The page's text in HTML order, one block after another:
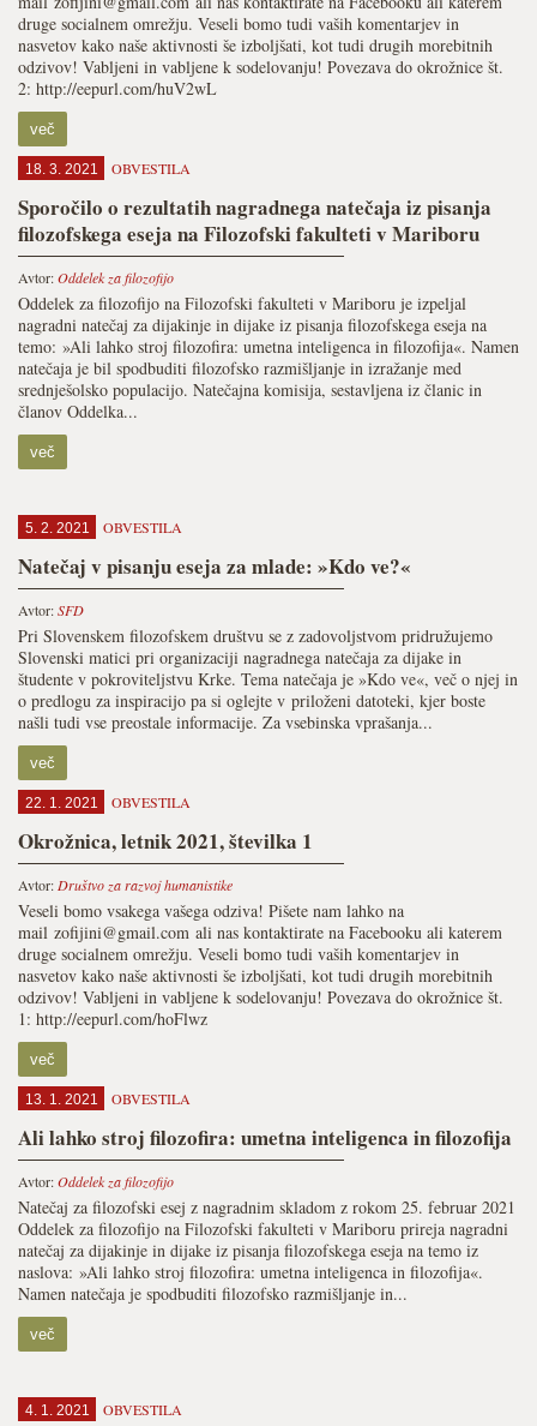
druge socialnem omrežju. Veseli bomo tudi vaših komentarjev in
nasvetov kako naše aktivnosti še izboljšati, kot tudi drugih morebitnih
odzivov! Vabljeni in vabljene k sodelovanju! Povezava do okrožnice št.
2: http://eepurl.com/huV2wL
več
18. 3. 2021 OBVESTILA
Sporočilo o rezultatih nagradnega natečaja iz pisanja
filozofskega eseja na Filozofski fakulteti v Mariboru
Avtor:Oddelek za filozofijo
Oddelek za filozofijo na Filozofski fakulteti v Mariboru je izpeljal
nagradni natečaj za dijakinje in dijake iz pisanja filozofskega eseja na
temo: »Ali lahko stroj filozofira: umetna inteligenca in filozofija«. Namen
natečaja je bil spodbuditi filozofsko razmišljanje in izražanje med
srednješolsko populacijo. Natečajna komisija, sestavljena iz članic in
članov Oddelka...
več
5. 2. 2021 OBVESTILA
Natečaj v pisanju eseja za mlade: »Kdo ve?«
Avtor:SFD
Pri Slovenskem filozofskem društvu se z zadovoljstvom pridružujemo
Slovenski matici pri organizaciji nagradnega natečaja za dijake in
študente v pokroviteljstvu Krke. Tema natečaja je »Kdo ve«, več o njej in
o predlogu za inspiracijo pa si oglejte v priloženi datoteki, kjer boste
našli tudi vse preostale informacije. Za vsebinska vprašanja...
več
22. 1. 2021 OBVESTILA
Okrožnica, letnik 2021, številka 1
Avtor: Društvo za razvoj humanistike
Veseli bomo vsakega vašega odziva! Pišete nam lahko na
mail zofijini@gmail.com ali nas kontaktirate na Facebooku ali katerem
druge socialnem omrežju. Veseli bomo tudi vaših komentarjev in
nasvetov kako naše aktivnosti še izboljšati, kot tudi drugih morebitnih
odzivov! Vabljeni in vabljene k sodelovanju! Povezava do okrožnice št.
1: http://eepurl.com/hoFlwz
več
13. 1. 2021 OBVESTILA
Ali lahko stroj filozofira: umetna inteligenca in filozofija
Avtor:Oddelek za filozofijo
Natečaj za filozofski esej z nagradnim skladom z rokom 25. februar 2021
Oddelek za filozofijo na Filozofski fakulteti v Mariboru prireja nagradni
natečaj za dijakinje in dijake iz pisanja filozofskega eseja na temo iz
naslova: »Ali lahko stroj filozofira: umetna inteligenca in filozofija«.
Namen natečaja je spodbuditi filozofsko razmišljanje in...
več
4. 1. 2021 OBVESTILA